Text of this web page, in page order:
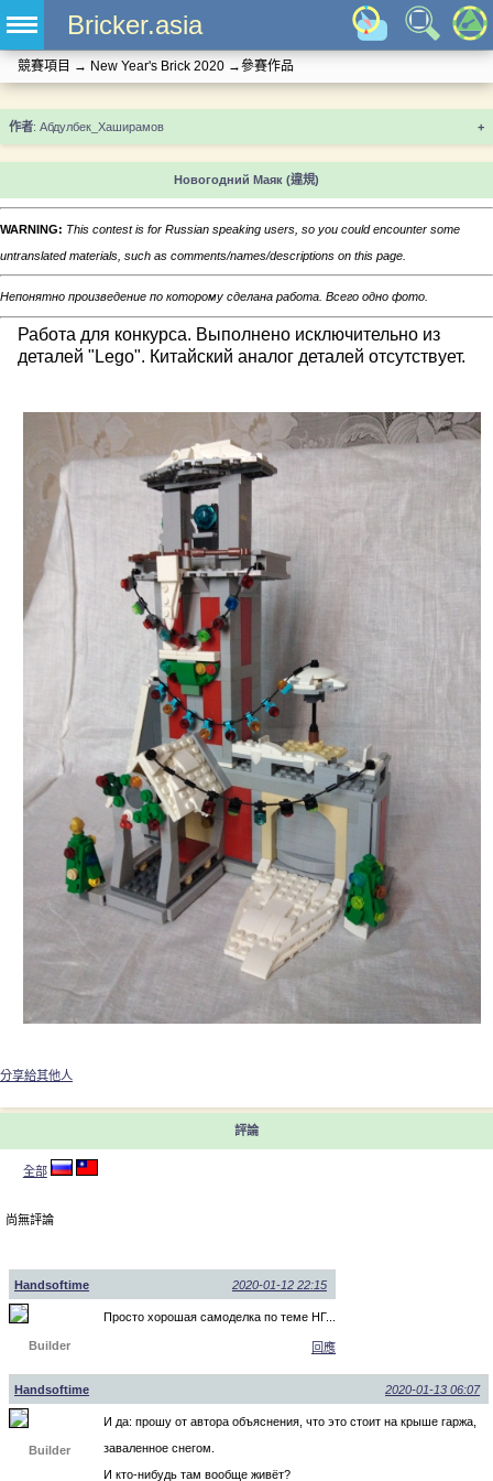
Bricker.asia
競賽項目 → New Year's Brick 2020 →參賽作品
+
Новогодний Маяк (違規)
WARNING: This contest is for Russian speaking users, so you could encounter some
untranslated materials, such as comments/names/descriptions on this page.
Непонятно произведение по которому сделана работа. Всего одно фото.
Работа для конкурса. Выполнено исключительно из
деталей "Lego". Китайский аналог деталей отсутствует.
分享給其他人
評論
全部
尚無評論
Handsoftime 2020-01-12 22:15
Builder
Просто хорошая самоделка по теме НГ...
回應
Handsoftime 2020-01-13 06:07
Builder
И да: прошу от автора объяснения, что это стоит на крыше гаржа,
заваленное снегом.
И кто-нибудь там вообще живёт?